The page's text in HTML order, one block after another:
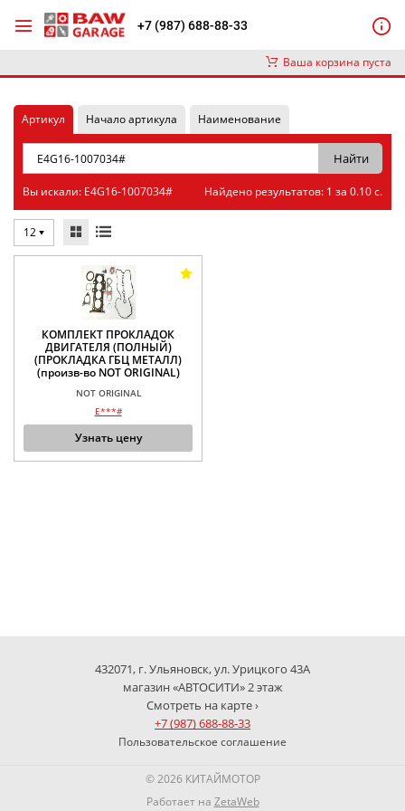
+7 (987) 688-88-33
Ваша корзина пуста
Артикул Начало артикула Наименование
Вы искали: E4G16-1007034# Найдено результатов: 1 за 0.10 с.
12
КОМПЛЕКТ ПРОКЛАДОК
ДВИГАТЕЛЯ (ПОЛНЫЙ)
(ПРОКЛАДКА ГБЦ МЕТАЛЛ)
(произв-во NOT ORIGINAL)
NOT ORIGINAL
E***#
Узнать цену
432071, г. Ульяновск, ул. Урицкого 43А
магазин «АВТОСИТИ» 2 этаж
Смотреть на карте ›
+7 (987) 688-88-33
Пользовательское соглашение
© 2026 КИТАЙМОТОР
Работает на ZetaWeb